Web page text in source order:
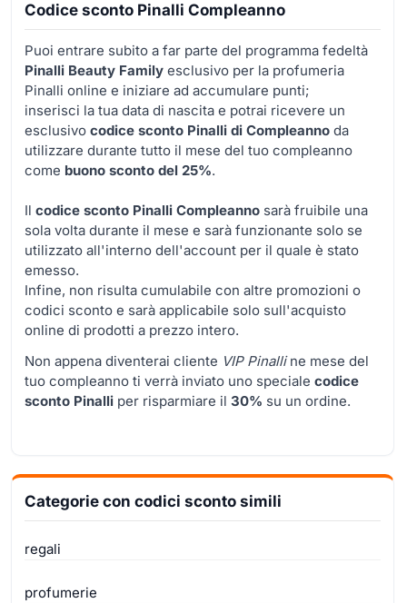
Codice sconto Pinalli Compleanno
Puoi entrare subito a far parte del programma fedeltà
Pinalli Beauty Family esclusivo per la profumeria
Pinalli online e iniziare ad accumulare punti;
inserisci la tua data di nascita e potrai ricevere un
esclusivo codice sconto Pinalli di Compleanno da
utilizzare durante tutto il mese del tuo compleanno
come buono sconto del 25%.
Il codice sconto Pinalli Compleanno sarà fruibile una
sola volta durante il mese e sarà funzionante solo se
utilizzato all'interno dell'account per il quale è stato
emesso.
Infine, non risulta cumulabile con altre promozioni o
codici sconto e sarà applicabile solo sull'acquisto
online di prodotti a prezzo intero.
Non appena diventerai cliente VIP Pinalline mese del
tuo compleanno ti verrà inviato uno speciale codice
sconto Pinalli per risparmiare il 30% su un ordine.
Categorie con codici sconto simili
regali
profumerie